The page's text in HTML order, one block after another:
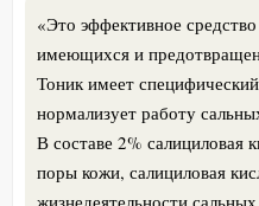
«Это эффективное
имеющихся и
Тоник имеет
нормализует работу
В составе 2% салициловая
поры кожи, салициловая
жизнедеятельности